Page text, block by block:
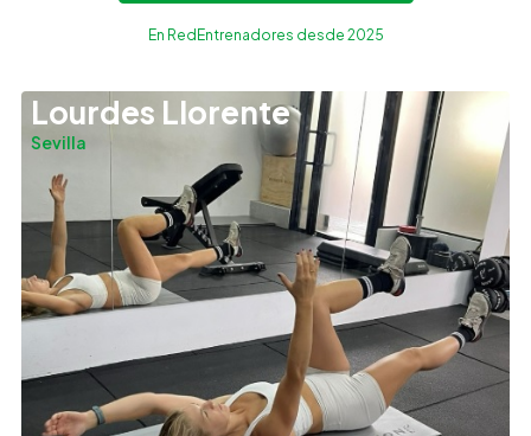
En RedEntrenadores desde 2025
Lourdes Llorente
Sevilla